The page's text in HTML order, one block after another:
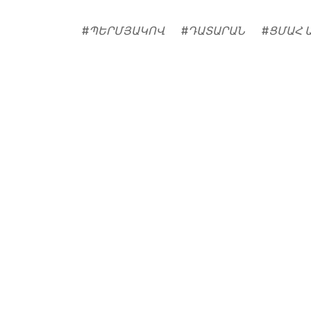
#ՊԵՐՄՅԱԿՈՎ #ԴԱՏԱՐԱՆ #ՑՄԱՀ